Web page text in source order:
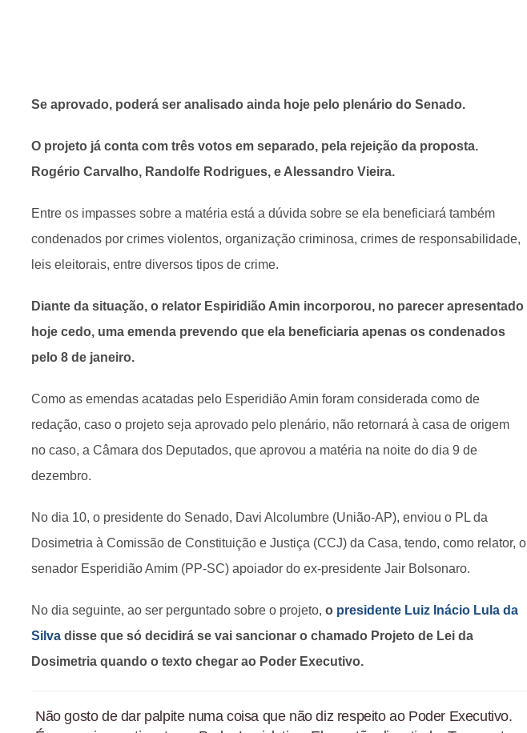
Se aprovado, poderá ser analisado ainda hoje pelo plenário do Senado.
O projeto já conta com três votos em separado, pela rejeição da proposta.
Rogério Carvalho, Randolfe Rodrigues, e Alessandro Vieira.
Entre os impasses sobre a matéria está a dúvida sobre se ela beneficiará também
condenados por crimes violentos, organização criminosa, crimes de responsabilidade,
leis eleitorais, entre diversos tipos de crime.
Diante da situação, o relator Espiridião Amin incorporou, no parecer apresentado
hoje cedo, uma emenda prevendo que ela beneficiaria apenas os condenados
pelo 8 de janeiro.
Como as emendas acatadas pelo Esperidião Amin foram considerada como de
redação, caso o projeto seja aprovado pelo plenário, não retornará à casa de origem
no caso, a Câmara dos Deputados, que aprovou a matéria na noite do dia 9 de
dezembro.
No dia 10, o presidente do Senado, Davi Alcolumbre (União-AP), enviou o PL da
Dosimetria à Comissão de Constituição e Justiça (CCJ) da Casa, tendo, como relator, o
senador Esperidião Amim (PP-SC) apoiador do ex-presidente Jair Bolsonaro.
No dia seguinte, ao ser perguntado sobre o projeto, o presidente Luiz Inácio Lula da
Silva disse que só decidirá se vai sancionar o chamado Projeto de Lei da
Dosimetria quando o texto chegar ao Poder Executivo.
Não gosto de dar palpite numa coisa que não diz respeito ao Poder Executivo.